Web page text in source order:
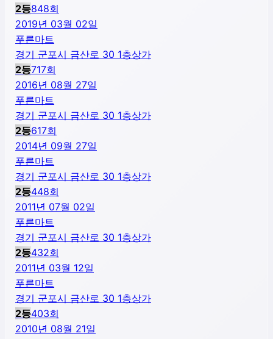
2등848회
2019년 03월 02일
푸른마트
경기 군포시 금산로 30 1층상가
2등717회
2016년 08월 27일
푸른마트
경기 군포시 금산로 30 1층상가
2등617회
2014년 09월 27일
푸른마트
경기 군포시 금산로 30 1층상가
2등448회
2011년 07월 02일
푸른마트
경기 군포시 금산로 30 1층상가
2등432회
2011년 03월 12일
푸른마트
경기 군포시 금산로 30 1층상가
2등403회
2010년 08월 21일